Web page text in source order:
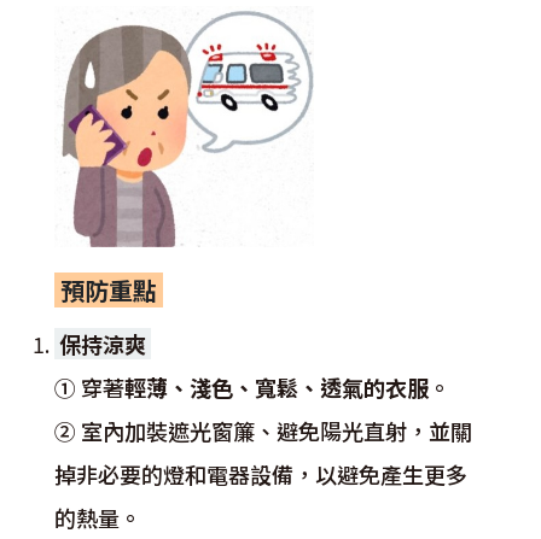
預防重點
保持涼爽
① 穿著輕薄、淺色、寬鬆、透氣的衣服 。
② 室內加裝遮光窗簾、避免陽光直射，並關
掉非必要的燈和電器設備，以避免產生更多
的熱量。